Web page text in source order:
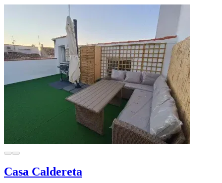
Casa Caldereta